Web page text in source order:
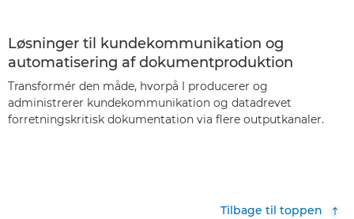
Løsninger til kundekommunikation og
automatisering af dokumentproduktion
Transformér den måde, hvorpå I producerer og
administrerer kundekommunikation og datadrevet
forretningskritisk dokumentation via flere outputkanaler.
Tilbage til toppen